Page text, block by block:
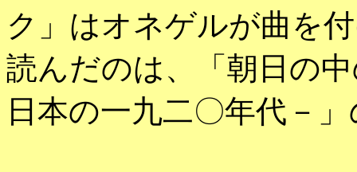
ク」はオネゲルが曲を
読んだのは、「朝日の
日本の一九二〇年代－